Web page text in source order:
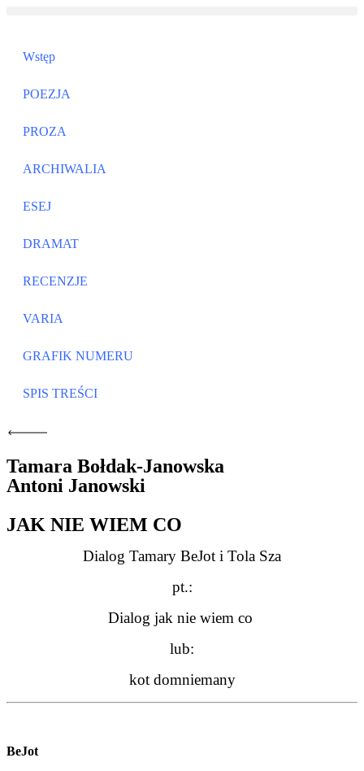
Wstęp
POEZJA
PROZA
ARCHIWALIA
ESEJ
DRAMAT
RECENZJE
VARIA
GRAFIK NUMERU
SPIS TREŚCI
Tamara Bołdak-Janowska
Antoni Janowski
JAK NIE WIEM CO
Dialog Tamary BeJot i Tola Sza
pt.:
Dialog jak nie wiem co
lub:
kot domniemany
BeJot